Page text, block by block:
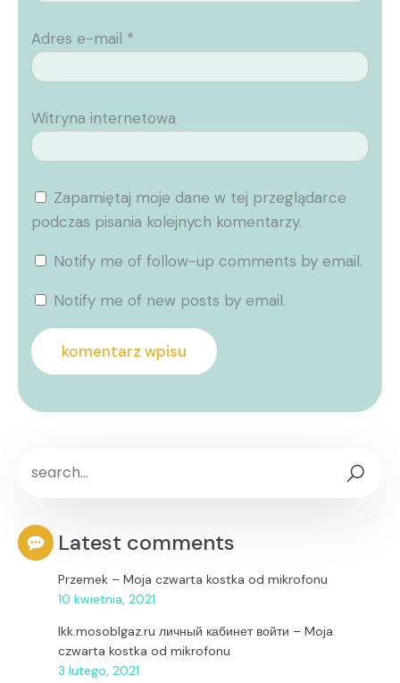
Adres e-mail *
Witryna internetowa
Zapamiętaj moje dane w tej przeglądarce
podczas pisania kolejnych komentarzy.
Notify me of follow-up comments by email.
Notify me of new posts by email.
Latest comments
Przemek – Moja czwarta kostka od mikrofonu
10 kwietnia, 2021
lkk.mosoblgaz.ru личный кабинет войти – Moja
czwarta kostka od mikrofonu
3 lutego, 2021